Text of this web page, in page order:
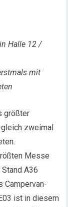
Halle 12 /
mit
größter
zweimal
Messe
A36
Campervan-
ist in diesem